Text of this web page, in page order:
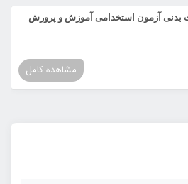
بدنی آزمون استخدامی آموزش و پرورش
مشاهده کامل